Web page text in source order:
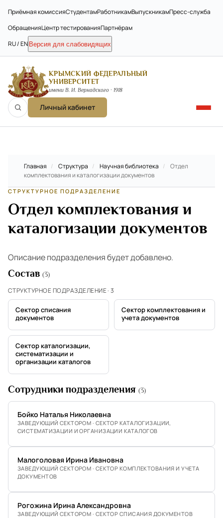
Приёмная комиссияСтудентамРаботникамВыпускникамПресс-служба
ОбращенияЦентр тестированияПартнёрам
RU / EN Версия для слабовидящих
КРЫМСКИЙ ФЕДЕРАЛЬНЫЙ
УНИВЕРСИТЕТ
имени В. И. Вернадского · 1918
Личный кабинет
Главная / Структура / Научная библиотека /
Отдел
комплектования и каталогизации документов
СТРУКТУРНОЕ ПОДРАЗДЕЛЕНИЕ
Отдел комплектования и
каталогизации документов
Описание подразделения будет добавлено.
Состав (3)
СТРУКТУРНОЕ ПОДРАЗДЕЛЕНИЕ · 3
Сектор списания
документов
Сектор комплектования и
учета документов
Сектор каталогизации,
систематизации и
организации каталогов
Сотрудники подразделения (3)
Бойко Наталья Николаевна
ЗАВЕДУЮЩИЙ СЕКТОРОМ · СЕКТОР КАТАЛОГИЗАЦИИ,
СИСТЕМАТИЗАЦИИ И ОРГАНИЗАЦИИ КАТАЛОГОВ
Малоголовая Ирина Ивановна
ЗАВЕДУЮЩИЙ СЕКТОРОМ · СЕКТОР КОМПЛЕКТОВАНИЯ И УЧЕТА
ДОКУМЕНТОВ
Рогожина Ирина Александровна
ЗАВЕДУЮЩИЙ СЕКТОРОМ · СЕКТОР СПИСАНИЯ ДОКУМЕНТОВ